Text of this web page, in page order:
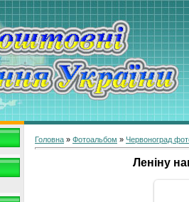
Головна » Фотоальбом » Червоноград
Леніну